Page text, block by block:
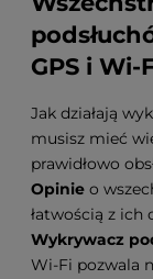
GPS i Wi-
Jak działają
musisz mieć
prawidłowo
Opinie o
łatwością z ich
Wykrywacz
Wi-Fi pozwala